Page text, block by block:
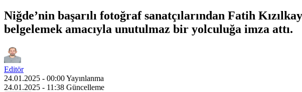
Niğde’nin başarılı fotoğraf sanatçılarından Fatih
belgelemek amacıyla unutulmaz bir yolculuğa imza attı.
Editör
24.01.2025 - 00:00Yayınlanma
24.01.2025 - 11:38 Güncelleme